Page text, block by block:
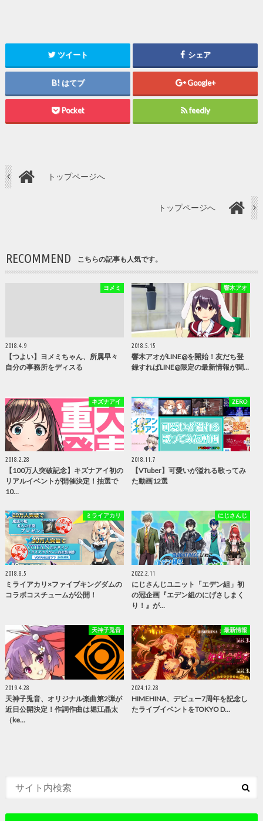
ツイート シェア
はてブ Google+
Pocket feedly
トップページへ
トップページへ
RECOMMEND こちらの記事も人気です。
ヨメミ
2018.4.9
【つよい】ヨメミちゃん、所属早々
自分の事務所をディスる
響木アオ
2018.5.15
響木アオがLINE@を開始！友だち登
録すればLINE@限定の最新情報が聞…
キズナアイ
2018.2.28
【100万人突破記念】キズナアイ初の
リアルイベントが開催決定！抽選で
10…
ZERO
2018.11.7
【VTuber】可愛いが溢れる歌ってみ
た動画12選
ミライアカリ
2018.8.5
ミライアカリ×ファイブキングダムの
コラボコスチュームが公開！
にじさんじ
2022.2.11
にじさんじユニット「エデン組」初
の冠企画『エデン組のにげさしまく
り！』が…
天神子兎音
2019.4.28
天神子兎音、オリジナル楽曲第2弾が
近日公開決定！作詞作曲は堀江晶太
（ke…
最新情報
2024.12.28
HIMEHINA、デビュー7周年を記念し
たライブイベントをTOKYO D…